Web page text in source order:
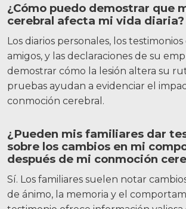
¿Cómo puedo demostrar que
cerebral afecta mi vida diaria?
Los diarios personales, los
amigos, y las declaraciones de su
demostrar cómo la lesión altera su
pruebas ayudan a evidenciar el
conmoción cerebral.
¿Pueden mis familiares dar
sobre los cambios en mi
después de mi conmoción
Sí. Los familiares suelen notar
de ánimo, la memoria y el